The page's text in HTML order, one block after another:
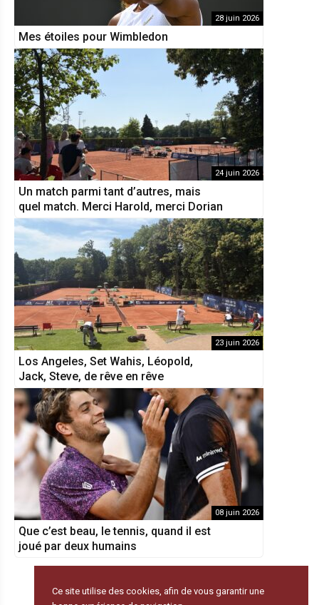
28 juin 2026
Mes étoiles pour Wimbledon
24 juin 2026
Un match parmi tant d’autres, mais
quel match. Merci Harold, merci Dorian
23 juin 2026
Los Angeles, Set Wahis, Léopold,
Jack, Steve, de rêve en rêve
08 juin 2026
Que c’est beau, le tennis, quand il est
joué par deux humains
Ce site utilise des cookies, afin de vous garantir une